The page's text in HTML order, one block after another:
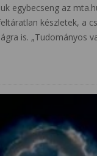
egybecseng az
készletek, a
is. „Tudományos